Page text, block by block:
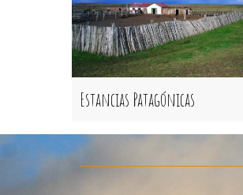
Estancias Patagónicas